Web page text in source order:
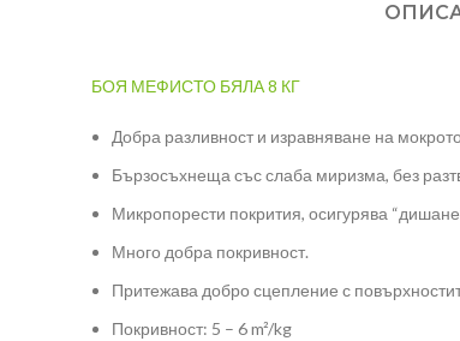
БОЯ МЕФИСТО БЯЛА 8 КГ
Добра разливност и изравняване на
Бързосъхнеща със слаба миризма, без
Микропорести покрития, осигурява
Много добра покривност.
Притежава добро сцепление с
Покривност: 5 – 6 m²/kg